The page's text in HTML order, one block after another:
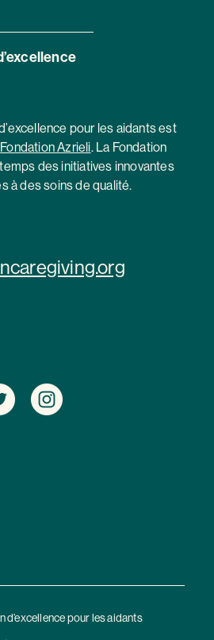
pour les aidants est
Fondation Azrieli. La Fondation
des initiatives innovantes
à des soins de qualité.
pour les aidants